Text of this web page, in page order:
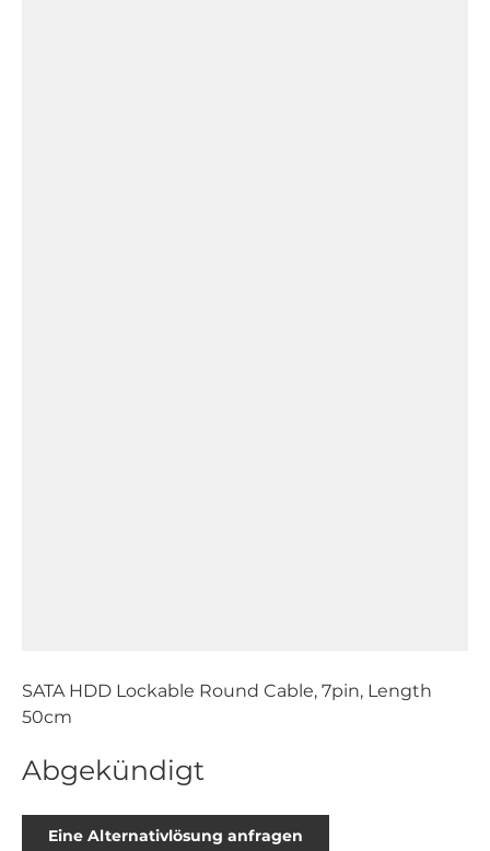
SATA HDD Lockable Round Cable, 7pin, Length
50cm
Abgekündigt
Eine Alternativlösung anfragen